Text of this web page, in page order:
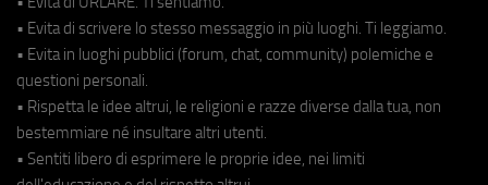
• Evita di scrivere lo stesso messaggio in più luoghi. Ti leggiamo.
• Evita in luoghi pubblici (forum, chat, community) polemiche e
questioni personali.
• Rispetta le idee altrui, le religioni e razze diverse dalla tua, non
bestemmiare né insultare altri utenti.
• Sentiti libero di esprimere le proprie idee, nei limiti